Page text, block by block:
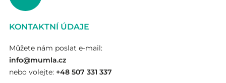
KONTAKTNÍ ÚDAJE
Můžete nám poslat e-mail:
info@mumla.cz
nebo volejte: +48 507 331 337